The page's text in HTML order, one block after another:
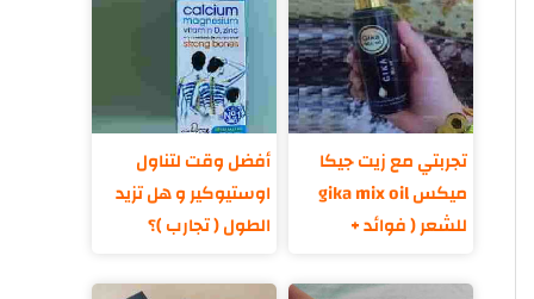
تجربتي مع زيت جيكا
ميكس gika mix oil
للشعر ( فوائد +
أفضل وقت لتناول
اوستيوكير و هل تزيد
الطول ( تجارب )؟